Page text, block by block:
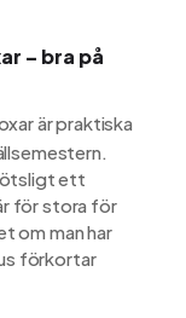
– bra på
är praktiska
ett
för stora för
om man har
förkortar